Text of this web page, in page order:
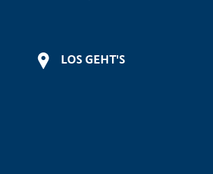
LOS GEHT'S